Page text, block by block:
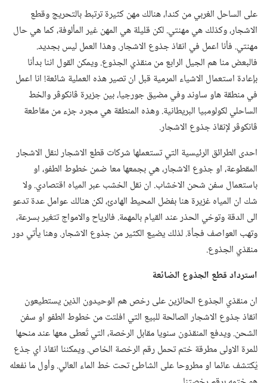
على الساحل الغربي من كندا،‏ هنالك مهن كثيرة ترتبط بالتحريج وقطع
الاشجار،‏ وكذلك هي مهنتي.‏ لكن قليلة هي المهن غير المألوفة،‏ كما هي حال
مهنتي.‏ فأنا اعمل في انقاذ جذوع الاشجار.‏ وهذا العمل ليس بجديد.‏
فالبعض منا هم الجيل الرابع من منقذي الجذوع.‏ ويمكن القول اننا بدأنا
بإعادة استعمال الاشياء المرمية قبل ان تصير هذه العملية شائعة!‏ انا اعمل
في منطقة هاو ساوند وفي مضيق جورجيا،‏ بين جزيرة ڤانكوڤر والخط
الساحلي لكولومبيا البريطانية.‏ وهذه المنطقة هي مجرد جزء من مقاطعة
ڤانكوڤر لإنقاذ جذوع الاشجار.‏
احدى الطرائق الرئيسية التي تستعملها شركات قطع الاشجار لنقل الاشجار
المقطوعة،‏ او جذوع الاشجار،‏ هي بجمعها معا ضمن خطوط الطفو،‏ او
باستعمال سفن شحن الاخشاب.‏ ان نقل الخشب عبر المياه اقتصادي.‏ ولا
شك ان المياه غزيرة هنا بفضل المحيط الهادئ،‏ لكن هنالك عوامل عدة تدعو
الى الدقة وتوخي الحذر عند القيام بالمهمة.‏ فالرياح والامواج تتغير بسرعة،‏
وتهب العواصف فجأة.‏ لذلك يضيع الكثير من جذوع الاشجار.‏ وهنا يأتي دور
منقذي الجذوع.‏
استرداد قطع الجذوع الضائعة
ان منقذي الجذوع الحائزين على رخص هم الوحيدون الذين يستطيعون
انقاذ جذوع الاشجار الصالحة للبيع التي افلتت من خطوط الطفو او سفن
الشحن.‏ ويدفع المنقذون سنويا مقابل الرخصة،‏ التي تُعطى معها عند منحها
للمرة الاولى مطرقة ختم تحمل رقم الرخصة الخاص.‏ ويمكننا انقاذ اي جذع
يُكتشف عائما او مطروحا على الشاطئ تحت خط الماء العالي.‏ وأول ما نفعله